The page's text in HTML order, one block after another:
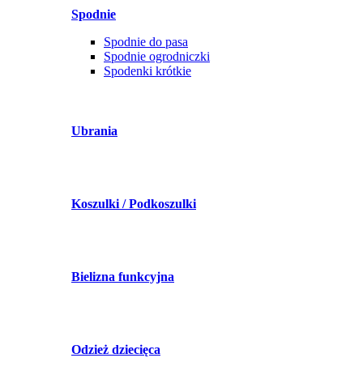
Spodnie
Spodnie do pasa
Spodnie ogrodniczki
Spodenki krótkie
Ubrania
Koszulki / Podkoszulki
Bielizna funkcyjna
Odzież dziecięca